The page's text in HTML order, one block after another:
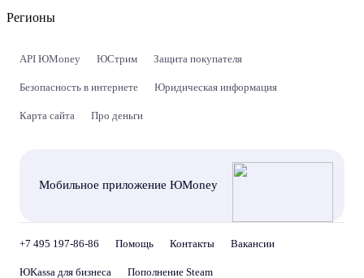
Регионы
API ЮMoney ЮСтрим Защита покупателя
Безопасность в интернете Юридическая информация
Карта сайта Про деньги
Мобильное приложение ЮMoney
+7 495 197-86-86 Помощь Контакты Вакансии
ЮKassa для бизнеса Пополнение Steam